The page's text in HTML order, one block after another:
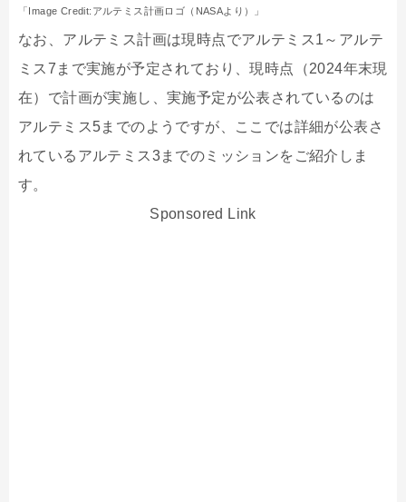
「Image Credit:アルテミス計画ロゴ（NASAより）」
なお、アルテミス計画は現時点でアルテミス1～アルテ
ミス7まで実施が予定されており、現時点（2024年末現
在）で計画が実施し、実施予定が公表されているのは
アルテミス5までのようですが、ここでは詳細が公表さ
れているアルテミス3までのミッションをご紹介しま
す。
Sponsored Link